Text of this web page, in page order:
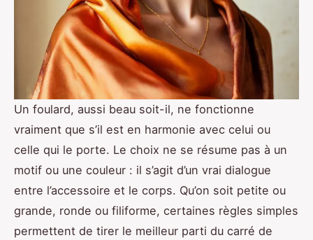
Un foulard, aussi beau soit-il, ne fonctionne
vraiment que s’il est en harmonie avec celui ou
celle qui le porte. Le choix ne se résume pas à un
motif ou une couleur : il s’agit d’un vrai dialogue
entre l’accessoire et le corps. Qu’on soit petite ou
grande, ronde ou filiforme, certaines règles simples
permettent de tirer le meilleur parti du carré de